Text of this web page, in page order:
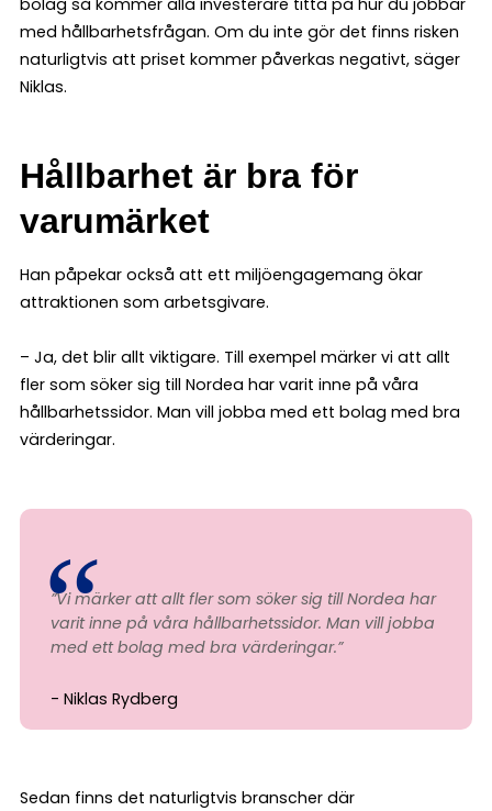
bolag så kommer alla investerare titta på hur du jobbar
med hållbarhetsfrågan. Om du inte gör det finns risken
naturligtvis att priset kommer påverkas negativt, säger
Niklas.
Hållbarhet är bra för
varumärket
Han påpekar också att ett miljöengagemang ökar
attraktionen som arbetsgivare.
– Ja, det blir allt viktigare. Till exempel märker vi att allt
fler som söker sig till Nordea har varit inne på våra
hållbarhetssidor. Man vill jobba med ett bolag med bra
värderingar.
”Vi märker att allt fler som söker sig till Nordea har
varit inne på våra hållbarhetssidor. Man vill jobba
med ett bolag med bra värderingar.”
Niklas Rydberg
Sedan finns det naturligtvis branscher där